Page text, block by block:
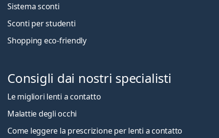
Sistema sconti
Sconti per studenti
Shopping eco-friendly
Consigli dai nostri specialisti
Le migliori lenti a contatto
Malattie degli occhi
Come leggere la prescrizione per lenti a contatto